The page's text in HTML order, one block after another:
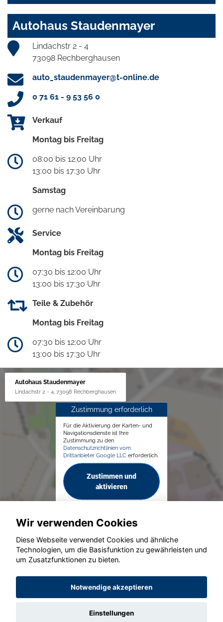
Autohaus Staudenmayer
Lindachstr 2 - 4
73098 Rechberghausen
auto_staudenmayer@t-online.de
0 71 61 - 9 53 56 0
Verkauf
Montag bis Freitag
08:00 bis 12:00 Uhr
13:00 bis 17:30 Uhr
Samstag
gerne nach Vereinbarung
Service
Montag bis Freitag
07:30 bis 12:00 Uhr
13:00 bis 17:30 Uhr
Teile & Zubehör
Montag bis Freitag
07:30 bis 12:00 Uhr
13:00 bis 17:30 Uhr
Autohaus Staudenmayer
Lindachstr 2 - 4, 73098 Rechberghausen
Zustimmung erforderlich
Für die Aktivierung der Karten- und
Navigationsdienste ist Ihre
Zustimmung zu den
Datenschutzrichtlinien vom
Drittanbieter Google LLC erforderlich.
Zustimmen und
aktivieren
© konjunkturmotor.de GmbH 2020 - 2026
Wir verwenden Cookies
Diese Webseite verwendet Cookies und ähnliche
Technologien, um die Basisfunktion zu gewährleisten und
um Zusatzfunktionen zu bieten.
Notwendige akzeptieren
Einstellungen